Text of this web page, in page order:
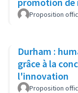
Proposition
Durham :
grâce à la
l'innovation
Proposition